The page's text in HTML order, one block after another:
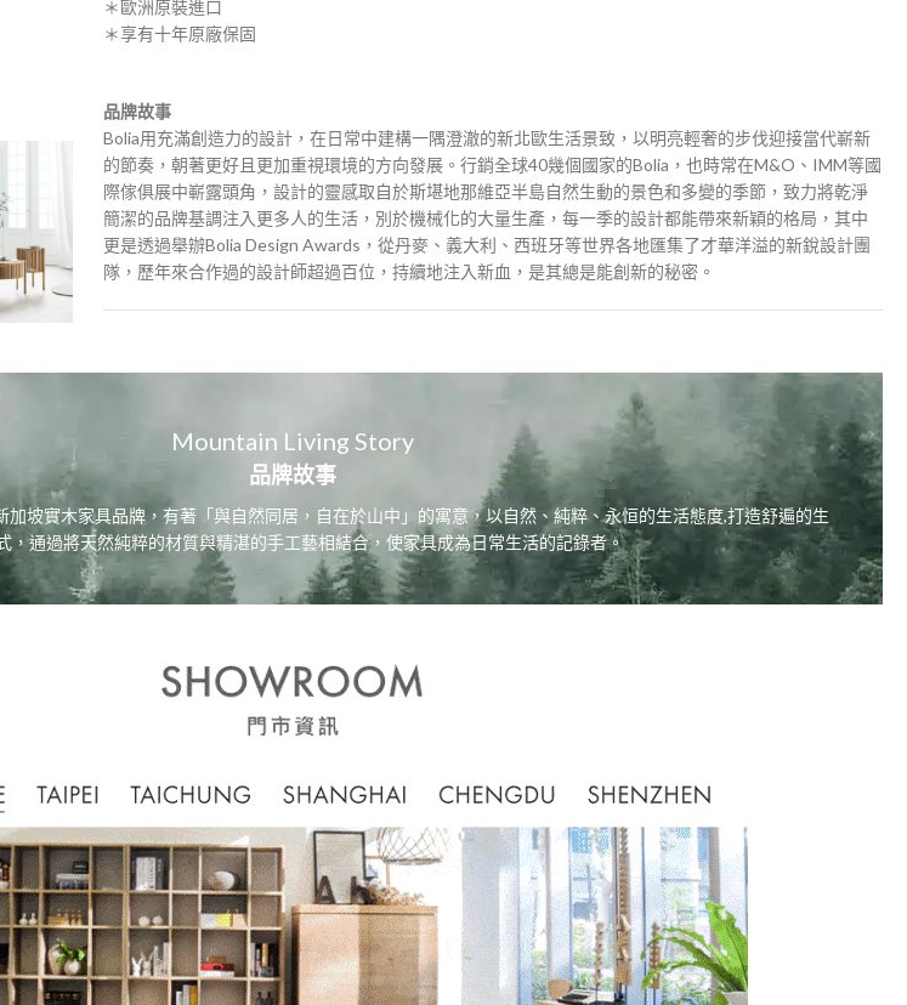
＊歐洲原裝進口
＊享有十年原廠保固
品牌故事
Bolia用充滿創造力的設計，在日常中建構一隅澄澈的新北歐生活景致，以明亮輕奢的步伐迎接當代嶄新
的節奏，朝著更好且更加重視環境的方向發展。行銷全球40幾個國家的Bolia，也時常在M&O、IMM等國
際傢俱展中嶄露頭角，設計的靈感取自於斯堪地那維亞半島自然生動的景色和多變的季節，致力將乾淨
簡潔的品牌基調注入更多人的生活，別於機械化的大量生產，每一季的設計都能帶來新穎的格局，其中
更是透過舉辦Bolia Design Awards，從丹麥、義大利、西班牙等世界各地匯集了才華洋溢的新銳設計團
隊，歷年來合作過的設計師超過百位，持續地注入新血，是其總是能創新的秘密。
Mountain Living Story
品牌故事
加坡實木家具品牌，有著「與自然同居，自在於山中」的寓意，以自然、純粹、永恒的生活態度,打造舒遍的生
，通過將天然純粹的材質與精湛的手工藝相結合，使家具成為日常生活的記錄者。